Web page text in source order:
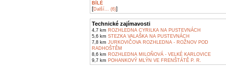
BÍLÉ
[Další... (6)]
Technické zajímavosti
4,7 km ROZHLEDNA CYRILKA NA PUSTEVNÁCH
5,6 km STEZKA VALAŠKA NA PUSTEVNÁCH
7,8 km JURKOVIČOVA ROZHLEDNA - ROŽNOV POD
RADHOŠTĚM
8,6 km ROZHLEDNA MILOŇOVÁ - VELKÉ KARLOVICE
9,7 km POHANKOVÝ MLÝN VE FRENŠTÁTĚ P. R.